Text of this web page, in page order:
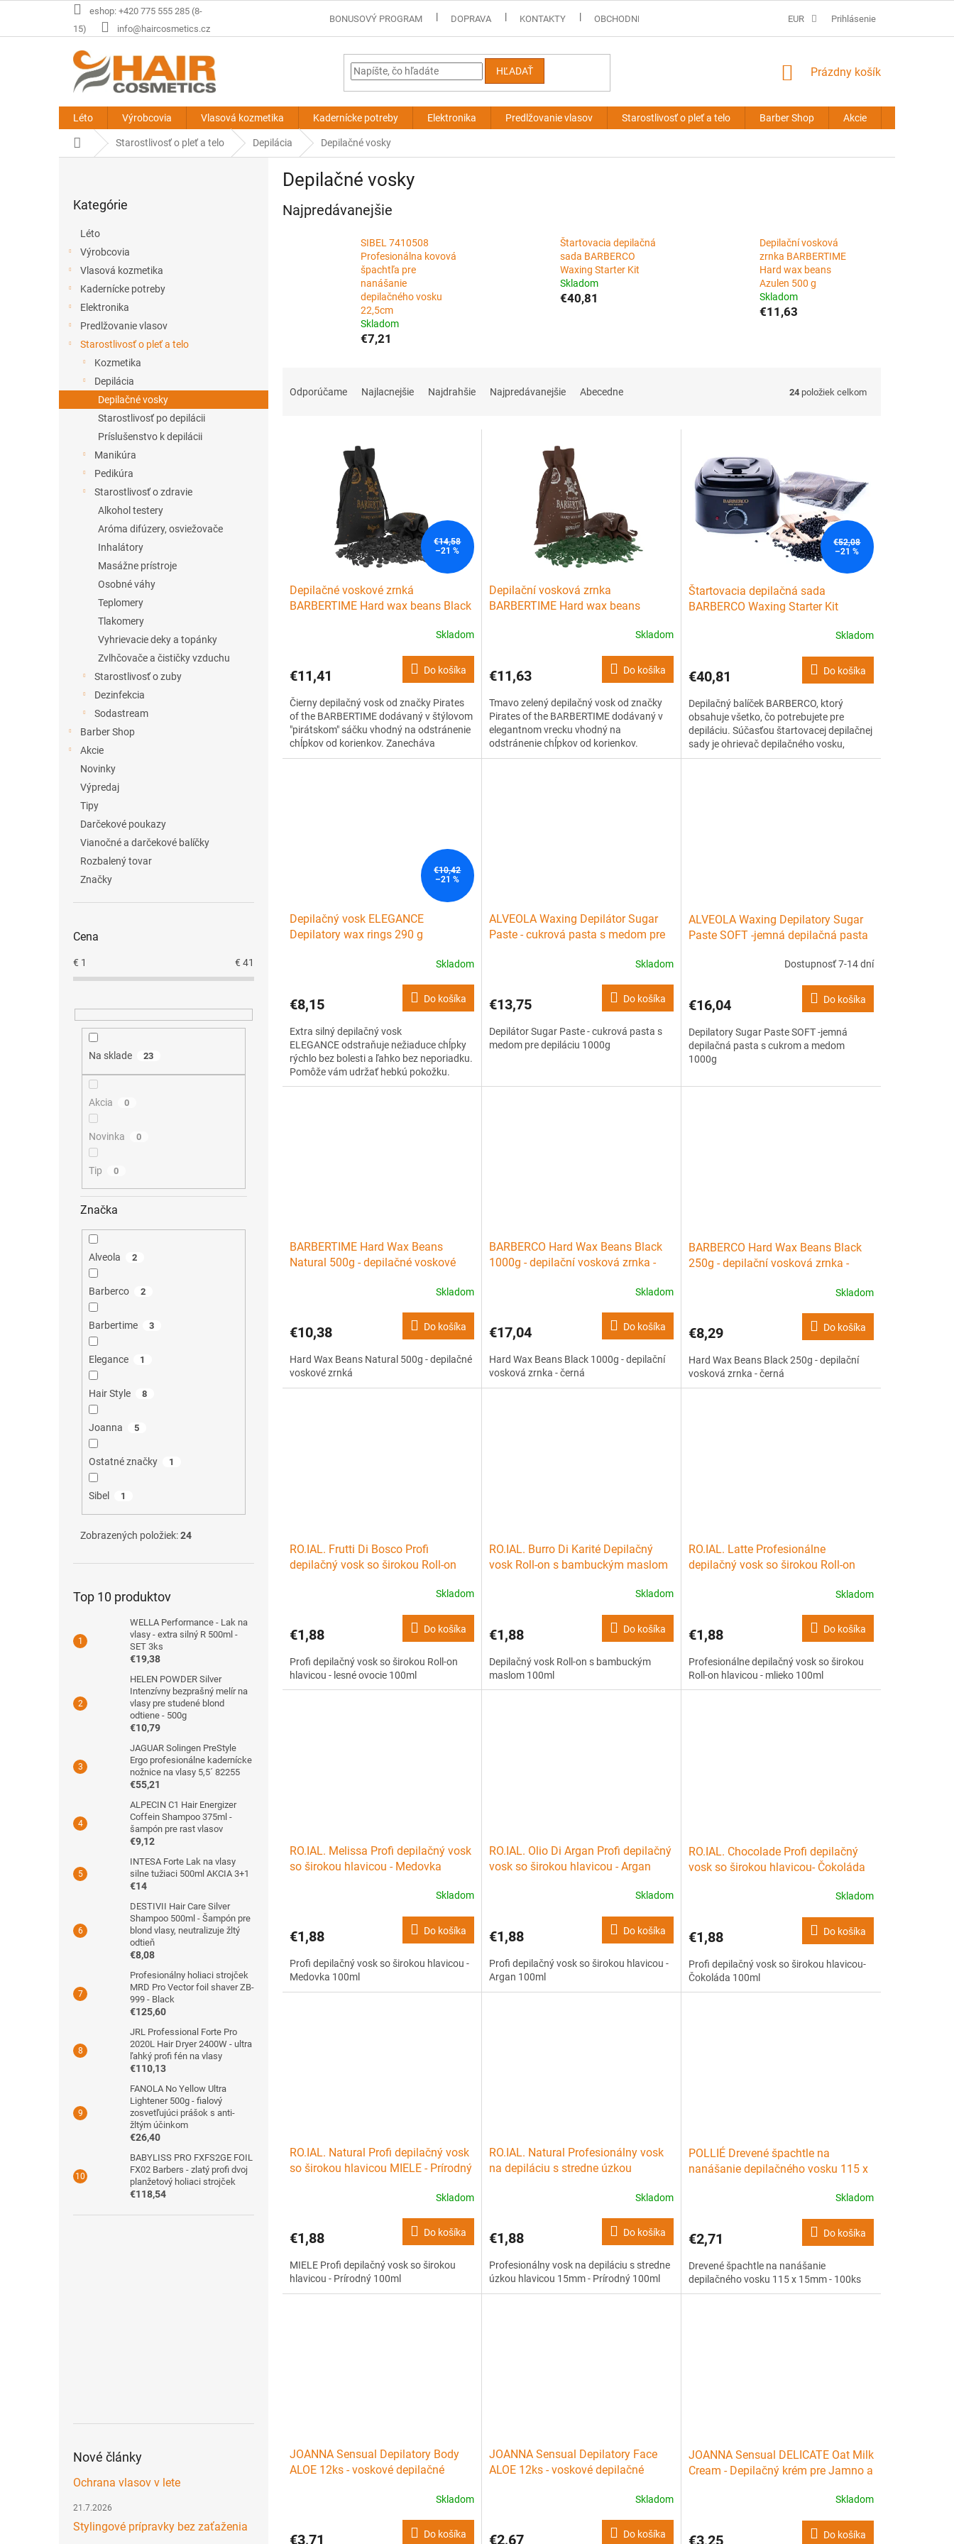
eshop: +420 775 555 285 (8-
15)
info@haircosmetics.cz
BONUSOVÝ PROGRAM DOPRAVA KONTAKTY OBCHODNÉ PODMIENKY PREDLŽOVANIE VLASOV - OBCHODNÉ PODMIENKY
EUR Prihlásenie
HĽADAŤ
NÁKUPNÝ
Prázdny košík
Léto Výrobcovia Vlasová kozmetika Kadernícke potreby Elektronika Predlžovanie vlasov Starostlivosť o pleť a telo Barber Shop Akcie
DomovStarostlivosť o pleť a telo Depilácia Depilačné vosky
kategórie
Kategórie
Léto
Výrobcovia
Vlasová kozmetika
Kadernícke potreby
Elektronika
Predlžovanie vlasov
Starostlivosť o pleť a telo
Kozmetika
Depilácia
Depilačné vosky
Starostlivosť po depilácii
Príslušenstvo k depilácii
Manikúra
Pedikúra
Starostlivosť o zdravie
Alkohol testery
Aróma difúzery, osviežovače
Inhalátory
Masážne prístroje
Osobné váhy
Teplomery
Tlakomery
Vyhrievacie deky a topánky
Zvlhčovače a čističky vzduchu
Starostlivosť o zuby
Dezinfekcia
Sodastream
Barber Shop
Akcie
Novinky
Výpredaj
Tipy
Darčekové poukazy
Vianočné a darčekové balíčky
Rozbalený tovar
Značky
Cena
€ 1 € 41
Na sklade 23
Akcia 0
Novinka 0
Tip 0
Značka
Alveola 2
Barberco 2
Barbertime 3
Elegance 1
Hair Style 8
Joanna 5
Ostatné značky 1
Sibel 1
Zobrazených položiek:24
Top 10 produktov
WELLA Performance - Lak na
vlasy - extra silný R 500ml -
SET 3ks
€19,38
HELEN POWDER Silver
Intenzívny bezprašný melír na
vlasy pre studené blond
odtiene - 500g
€10,79
JAGUAR Solingen PreStyle
Ergo profesionálne kadernícke
nožnice na vlasy 5,5´ 82255
€55,21
ALPECIN C1 Hair Energizer
Coffein Shampoo 375ml -
šampón pre rast vlasov
€9,12
INTESA Forte Lak na vlasy
silne tužiaci 500ml AKCIA 3+1
€14
DESTIVII Hair Care Silver
Shampoo 500ml - Šampón pre
blond vlasy, neutralizuje žltý
odtieň
€8,08
Profesionálny holiaci strojček
MRD Pro Vector foil shaver ZB-
999 - Black
€125,60
JRL Professional Forte Pro
2020L Hair Dryer 2400W - ultra
ľahký profi fén na vlasy
€110,13
FANOLA No Yellow Ultra
Lightener 500g - fialový
zosvetľujúci prášok s anti-
žltým účinkom
€26,40
BABYLISS PRO FXFS2GE FOIL
FX02 Barbers - zlatý profi dvoj
planžetový holiaci strojček
€118,54
Nové články
Ochrana vlasov v lete
21.7.2026
Stylingové prípravky bez zaťaženia
Depilačné vosky
Najpredávanejšie
SIBEL 7410508
Profesionálna kovová
špachtľa pre
nanášanie
depilačného vosku
22,5cm
Skladom
€7,21
Štartovacia depilačná
sada BARBERCO
Waxing Starter Kit
Skladom
€40,81
Depilační vosková
zrnka BARBERTIME
Hard wax beans
Azulen 500 g
Skladom
€11,63
Odporúčame Najlacnejšie Najdrahšie Najpredávanejšie Abecedne 24 položiek celkom
€14,58
–21 %
Depilačné voskové zrnká
BARBERTIME Hard wax beans Black
Skladom
€11,41 Do košíka
Čierny depilačný vosk od značky Pirates
of the BARBERTIME dodávaný v štýlovom
"pirátskom" sáčku vhodný na odstránenie
chĺpkov od korienkov. Zanecháva
pokožku hodvábne hladkú a po dlhú dobu
Depilační vosková zrnka
BARBERTIME Hard wax beans
Skladom
€11,63 Do košíka
Tmavo zelený depilačný vosk od značky
Pirates of the BARBERTIME dodávaný v
elegantnom vrecku vhodný na
odstránenie chĺpkov od korienkov.
Zanecháva pokožku hodvábne hladkú a
€52,08
–21 %
Štartovacia depilačná sada
BARBERCO Waxing Starter Kit
Skladom
€40,81 Do košíka
Depilačný balíček BARBERCO, ktorý
obsahuje všetko, čo potrebujete pre
depiláciu. Súčasťou štartovacej depilačnej
sady je ohrievač depilačného vosku,
balenie voskových zrniek a drevenej
€10,42
–21 %
Depilačný vosk ELEGANCE
Depilatory wax rings 290 g
Skladom
€8,15 Do košíka
Extra silný depilačný vosk
ELEGANCE odstraňuje nežiaduce chĺpky
rýchlo bez bolesti a ľahko bez neporiadku.
Pomôže vám udržať hebkú pokožku.
ALVEOLA Waxing Depilátor Sugar
Paste - cukrová pasta s medom pre
Skladom
€13,75 Do košíka
Depilátor Sugar Paste - cukrová pasta s
medom pre depiláciu 1000g
ALVEOLA Waxing Depilatory Sugar
Paste SOFT -jemná depilačná pasta
Dostupnosť 7-14 dní
€16,04 Do košíka
Depilatory Sugar Paste SOFT -jemná
depilačná pasta s cukrom a medom
1000g
BARBERTIME Hard Wax Beans
Natural 500g - depilačné voskové
Skladom
€10,38 Do košíka
Hard Wax Beans Natural 500g - depilačné
voskové zrnká
BARBERCO Hard Wax Beans Black
1000g - depilační vosková zrnka -
Skladom
€17,04 Do košíka
Hard Wax Beans Black 1000g - depilační
vosková zrnka - černá
BARBERCO Hard Wax Beans Black
250g - depilační vosková zrnka -
Skladom
€8,29 Do košíka
Hard Wax Beans Black 250g - depilační
vosková zrnka - černá
RO.IAL. Frutti Di Bosco Profi
depilačný vosk so širokou Roll-on
Skladom
€1,88 Do košíka
Profi depilačný vosk so širokou Roll-on
hlavicou - lesné ovocie 100ml
RO.IAL. Burro Di Karité Depilačný
vosk Roll-on s bambuckým maslom
Skladom
€1,88 Do košíka
Depilačný vosk Roll-on s bambuckým
maslom 100ml
RO.IAL. Latte Profesionálne
depilačný vosk so širokou Roll-on
Skladom
€1,88 Do košíka
Profesionálne depilačný vosk so širokou
Roll-on hlavicou - mlieko 100ml
RO.IAL. Melissa Profi depilačný vosk
so širokou hlavicou - Medovka
Skladom
€1,88 Do košíka
Profi depilačný vosk so širokou hlavicou -
Medovka 100ml
RO.IAL. Olio Di Argan Profi depilačný
vosk so širokou hlavicou - Argan
Skladom
€1,88 Do košíka
Profi depilačný vosk so širokou hlavicou -
Argan 100ml
RO.IAL. Chocolade Profi depilačný
vosk so širokou hlavicou- Čokoláda
Skladom
€1,88 Do košíka
Profi depilačný vosk so širokou hlavicou-
Čokoláda 100ml
RO.IAL. Natural Profi depilačný vosk
so širokou hlavicou MIELE - Prírodný
Skladom
€1,88 Do košíka
MIELE Profi depilačný vosk so širokou
hlavicou - Prírodný 100ml
RO.IAL. Natural Profesionálny vosk
na depiláciu s stredne úzkou
Skladom
€1,88 Do košíka
Profesionálny vosk na depiláciu s stredne
úzkou hlavicou 15mm - Prírodný 100ml
POLLIÉ Drevené špachtle na
nanášanie depilačného vosku 115 x
Skladom
€2,71 Do košíka
Drevené špachtle na nanášanie
depilačného vosku 115 x 15mm - 100ks
JOANNA Sensual Depilatory Body
ALOE 12ks - voskové depilačné
Skladom
€3,71 Do košíka
JOANNA Sensual Depilatory Face
ALOE 12ks - voskové depilačné
Skladom
€2,67 Do košíka
JOANNA Sensual DELICATE Oat Milk
Cream - Depilačný krém pre Jamno a
Skladom
€3,25 Do košíka